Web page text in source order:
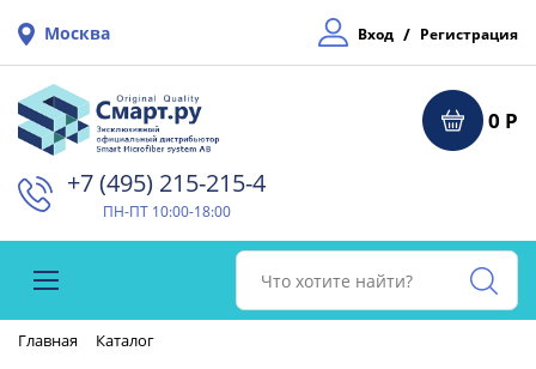
Москва Вход / Регистрация
0 Р
+7 (495) 215-215-4⁠
ПН-ПТ 10:00-18:00
Главная Каталог